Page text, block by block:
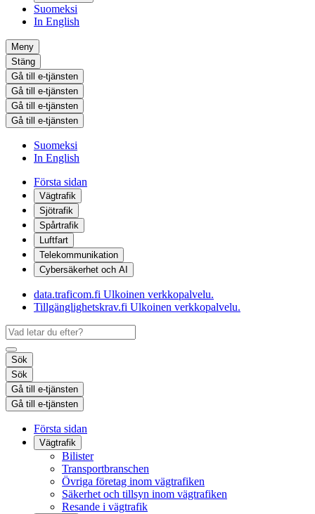
Suomeksi
In English
Meny
Stäng
Gå till e-tjänsten
Gå till e-tjänsten
Gå till e-tjänsten
Gå till e-tjänsten
Suomeksi
In English
Första sidan
Vägtrafik
Sjötrafik
Spårtrafik
Luftfart
Telekommunikation
Cybersäkerhet och AI
data.traficom.fi Ulkoinen verkkopalvelu.
Tillgänglighetskrav.fi Ulkoinen verkkopalvelu.
Sök
Sök
Gå till e-tjänsten
Gå till e-tjänsten
Första sidan
Vägtrafik
Bilister
Transportbranschen
Övriga företag inom vägtrafiken
Säkerhet och tillsyn inom vägtrafiken
Resande i vägtrafik